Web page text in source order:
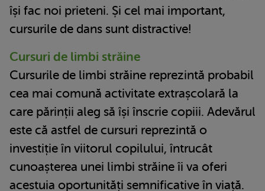
își fac noi prieteni. Și cel mai important,
cursurile de dans sunt distractive!
Cursuri de limbi străine
Cursurile de limbi străine reprezintă probabil
cea mai comună activitate extrașcolară la
care părinții aleg să își înscrie copiii. Adevărul
este că astfel de cursuri reprezintă o
investiție în viitorul copilului, întrucât
cunoașterea unei limbi străine îi va oferi
acestuia oportunități semnificative în viață.